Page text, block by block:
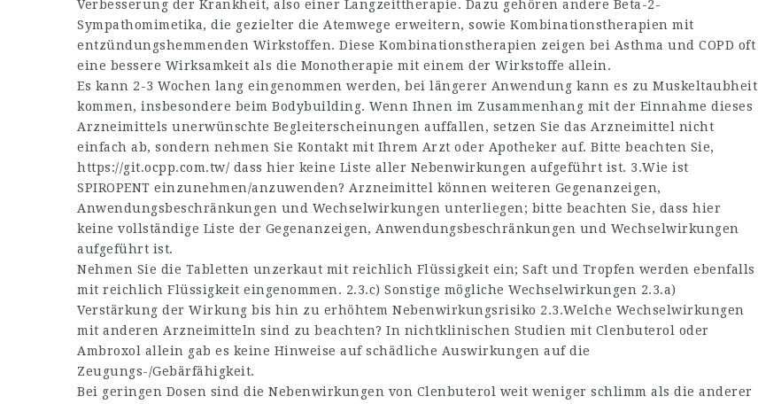
Verbesserung der Krankheit, also einer Langzeittherapie. Dazu gehören andere Beta-2-
Sympathomimetika, die gezielter die Atemwege erweitern, sowie Kombinationstherapien mit
entzündungshemmenden Wirkstoffen. Diese Kombinationstherapien zeigen bei Asthma und COPD oft
eine bessere Wirksamkeit als die Monotherapie mit einem der Wirkstoffe allein.
Es kann 2-3 Wochen lang eingenommen werden, bei längerer Anwendung kann es zu Muskeltaubheit
kommen, insbesondere beim Bodybuilding. Wenn Ihnen im Zusammenhang mit der Einnahme dieses
Arzneimittels unerwünschte Begleiterscheinungen auffallen, setzen Sie das Arzneimittel nicht
einfach ab, sondern nehmen Sie Kontakt mit Ihrem Arzt oder Apotheker auf. Bitte beachten Sie,
https://git.ocpp.com.tw/ dass hier keine Liste aller Nebenwirkungen aufgeführt ist. 3.Wie ist
SPIROPENT einzunehmen/anzuwenden? Arzneimittel können weiteren Gegenanzeigen,
Anwendungsbeschränkungen und Wechselwirkungen unterliegen; bitte beachten Sie, dass hier
keine vollständige Liste der Gegenanzeigen, Anwendungsbeschränkungen und Wechselwirkungen
aufgeführt ist.
Nehmen Sie die Tabletten unzerkaut mit reichlich Flüssigkeit ein; Saft und Tropfen werden ebenfalls
mit reichlich Flüssigkeit eingenommen. 2.3.c) Sonstige mögliche Wechselwirkungen 2.3.a)
Verstärkung der Wirkung bis hin zu erhöhtem Nebenwirkungsrisiko 2.3.Welche Wechselwirkungen
mit anderen Arzneimitteln sind zu beachten? In nichtklinischen Studien mit Clenbuterol oder
Ambroxol allein gab es keine Hinweise auf schädliche Auswirkungen auf die
Zeugungs-/Gebärfähigkeit.
Bei geringen Dosen sind die Nebenwirkungen von Clenbuterol weit weniger schlimm als die anderer